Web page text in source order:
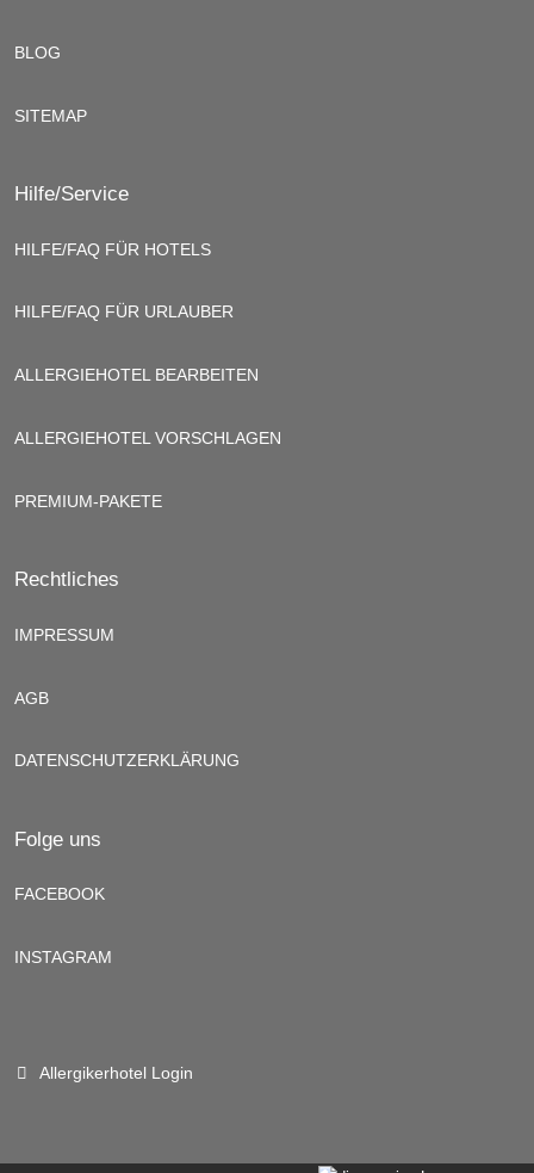
BLOG
SITEMAP
Hilfe/Service
HILFE/FAQ FÜR HOTELS
HILFE/FAQ FÜR URLAUBER
ALLERGIEHOTEL BEARBEITEN
ALLERGIEHOTEL VORSCHLAGEN
PREMIUM-PAKETE
Rechtliches
IMPRESSUM
AGB
DATENSCHUTZERKLÄRUNG
Folge uns
FACEBOOK
INSTAGRAM
Allergikerhotel Login